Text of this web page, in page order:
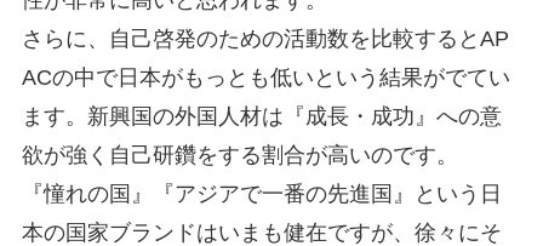
さらに、自己啓発のための活動数を比較するとAP
ACの中で日本がもっとも低いという結果がでてい
ます。新興国の外国人材は『成長・成功』への意
欲が強く自己研鑽をする割合が高いのです。
『憧れの国』『アジアで一番の先進国』という日
本の国家ブランドはいまも健在ですが、徐々にそ